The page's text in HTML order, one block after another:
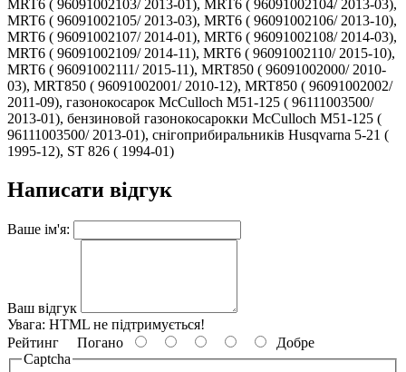
MRT6 ( 96091002103/ 2013-01), MRT6 ( 96091002104/ 2013-03),
MRT6 ( 96091002105/ 2013-03), MRT6 ( 96091002106/ 2013-10),
MRT6 ( 96091002107/ 2014-01), MRT6 ( 96091002108/ 2014-03),
MRT6 ( 96091002109/ 2014-11), MRT6 ( 96091002110/ 2015-10),
MRT6 ( 96091002111/ 2015-11), MRT850 ( 96091002000/ 2010-
03), MRT850 ( 96091002001/ 2010-12), MRT850 ( 96091002002/
2011-09), газонокосарок McCulloch M51-125 ( 96111003500/
2013-01), бензиновой газонокосарокки McCulloch M51-125 (
96111003500/ 2013-01), снігоприбиральників Husqvarna 5-21 (
1995-12), ST 826 ( 1994-01)
Написати відгук
Ваше ім'я:
Ваш відгук
Увага: HTML не підтримується!
Рейтинг Погано
Добре
Captcha